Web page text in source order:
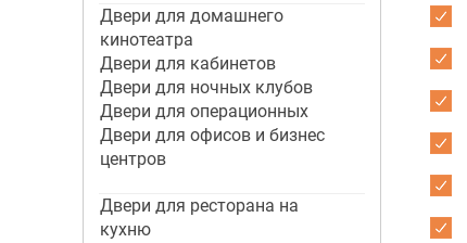
Двери для домашнего
кинотеатра
Двери для кабинетов
Двери для ночных клубов
Двери для операционных
Двери для офисов и бизнес
центров
Двери для ресторана на
кухню